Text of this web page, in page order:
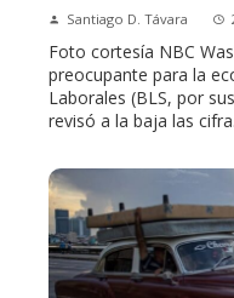
Santiago D. Távara
Foto cortesía NBC
preocupante para la
Laborales (BLS, por
revisó a la baja las